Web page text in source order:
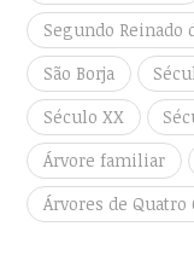
Segundo Reinado
São Borja
Século XX
Árvore familiar
Árvores de Quatro